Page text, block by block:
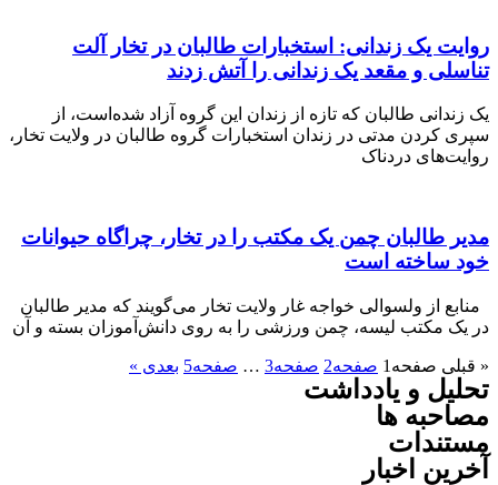
یک زندانی: استخبارات طالبان در تخار آلت
و مقعد یک زندانی را آتش زدند
طالبان ‌که تازه از زندان این گروه آزاد شده‌است، از
مدتی در زندان استخبارات گروه طالبان در ولایت تخار،
دردناک
طالبان چمن یک مکتب را در تخار، چراگاه حیوانات
است
از ولسوالی خواجه غار ولایت تخار می‌گویند که مدیر طالبان
مکتب لیسه، چمن ورزشی را به روی دانش‌آموزان بسته و آن
صفحه 1 صفحه 2 صفحه 3
… صفحه 5 بعدی »
و یادداشت
ها
اخبار